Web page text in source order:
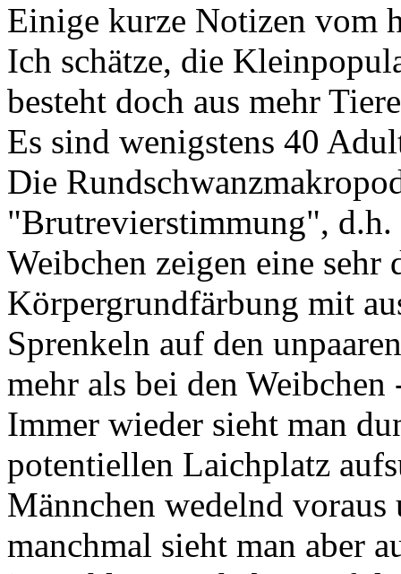
Einige kurze Notizen vom
Ich schätze, die
besteht doch aus mehr
Es sind wenigstens 40
Die
"Brutrevierstimmung",
Weibchen zeigen eine
Körpergrundfärbung mit
Sprenkeln auf den
mehr als bei den Weibchen
Immer wieder sieht man
potentiellen Laichplatz
Männchen wedelnd
manchmal sieht man aber